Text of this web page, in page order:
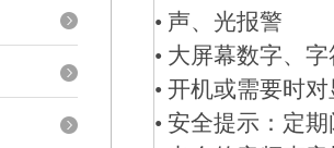
• 声、光报警
• 大屏幕数字、
• 开机或需要时
• 安全提示：定